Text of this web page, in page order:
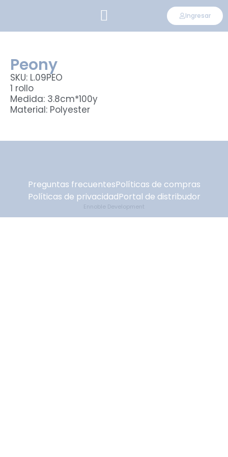
Ingresar
Peony
SKU: L.09PEO
1 rollo
Medida: 3.8cm*100y
Material: Polyester
Preguntas frecuentesPolíticas de compras
Políticas de privacidadPortal de distribudor
Ennoble Development